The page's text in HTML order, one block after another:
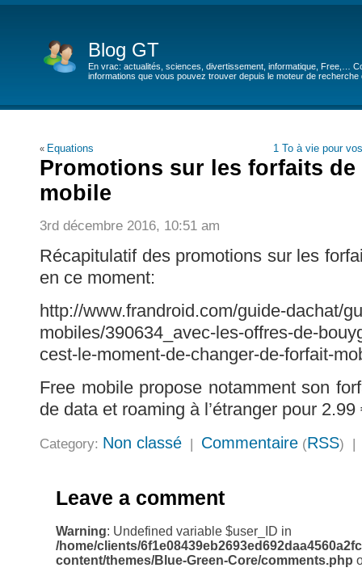
Blog GT
En vrac: actualités, sciences, divertissement, informatique, Free,…
informations que vous pouvez trouver depuis le moteur de recherche
« Equations 1 To à vie pour
Promotions sur les forfaits de
mobile
3rd décembre 2016, 10:51 am
Récapitulatif des promotions sur les
en ce moment:
http://www.frandroid.com/guide-dachat/
mobiles/390634_avec-les-offres-de-
cest-le-moment-de-changer-de-forfait-
Free mobile propose notamment son
de data et roaming à l’étranger pour 2.99
Category: Non classé | Commentaire (RSS)
Leave a comment
Warning: Undefined variable $user_ID in
/home/clients/
content/themes/Blue-Green-Core/comments.php